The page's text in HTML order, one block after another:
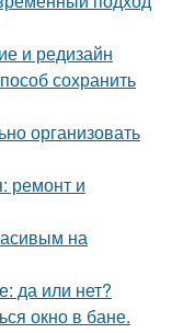
и редизайн
сохранить
организовать
ремонт и
на
да или нет?
окно в бане.